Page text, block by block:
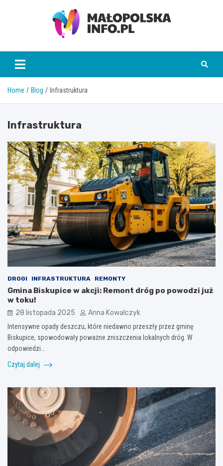
Małopolska Info
Home Blog Infrastruktura
Infrastruktura
DROGI INFRASTRUKTURA REMONTY
Gmina Biskupice w akcji: Remont dróg po powodzi już
w toku!
28 listopada 2025 Anna Kowalczyk
Intensywne opady deszczu, które niedawno przeszły przez gminę
Biskupice, spowodowały poważne zniszczenia lokalnych dróg. W
odpowiedzi…
Czytaj dalej